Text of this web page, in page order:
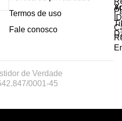
Termos de uso
Fale conosco
de Verdade
0001-45